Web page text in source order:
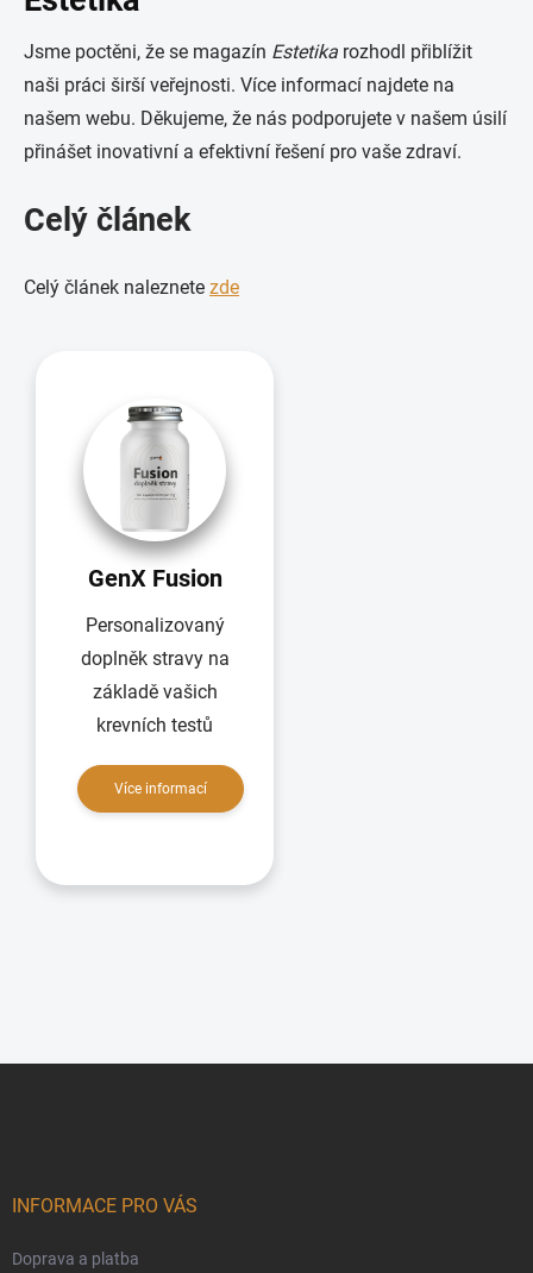
Jsme poctěni, že se magazín Estetika rozhodl přiblížit
naši práci širší veřejnosti. Více informací najdete na
našem webu. Děkujeme, že nás podporujete v našem úsilí
přinášet inovativní a efektivní řešení pro vaše zdraví.
Celý článek
Celý článek naleznete zde
GenX Fusion
Personalizovaný
doplněk stravy na
základě vašich
krevních testů
Více informací
INFORMACE PRO VÁS
Doprava a platba